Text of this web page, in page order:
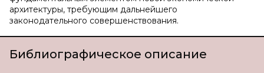
архитектуры, требующим дальнейшего
законодательного совершенствования.
Библиографическое описание